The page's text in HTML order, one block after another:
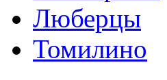
Люберцы
Томилино